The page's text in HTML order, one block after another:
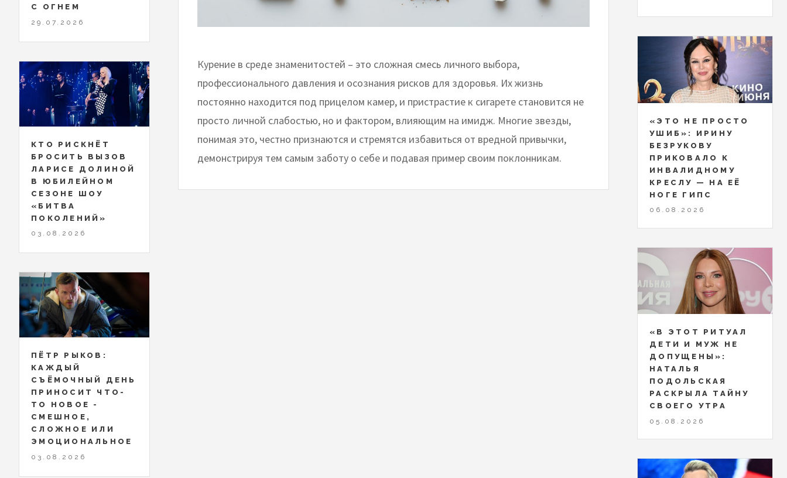
​​​​​​​Курение в среде знаменитостей – это сложная смесь личного выбора,
профессионального давления и осознания рисков для здоровья. Их жизнь
постоянно находится под прицелом камер, и пристрастие к сигарете становится не
просто личной слабостью, но и фактором, влияющим на имидж. Многие звезды,
понимая это, честно признаются и стремятся избавиться от вредной привычки,
демонстрируя тем самым заботу о себе и подавая пример своим поклонникам.
С ОГНЕМ
29.07.2026
КТО РИСКНЁТ
БРОСИТЬ ВЫЗОВ
ЛАРИСЕ ДОЛИНОЙ
В ЮБИЛЕЙНОМ
СЕЗОНЕ ШОУ
«БИТВА
ПОКОЛЕНИЙ»
03.08.2026
ПЁТР РЫКОВ:
КАЖДЫЙ
СЪЁМОЧНЫЙ ДЕНЬ
ПРИНОСИТ ЧТО-
ТО НОВОЕ -
СМЕШНОЕ,
СЛОЖНОЕ ИЛИ
ЭМОЦИОНАЛЬНОЕ
03.08.2026
«ЭТО НЕ ПРОСТО
УШИБ»: ИРИНУ
БЕЗРУКОВУ
ПРИКОВАЛО К
ИНВАЛИДНОМУ
КРЕСЛУ — НА ЕЁ
НОГЕ ГИПС
06.08.2026
«В ЭТОТ РИТУАЛ
ДЕТИ И МУЖ НЕ
ДОПУЩЕНЫ»:
НАТАЛЬЯ
ПОДОЛЬСКАЯ
РАСКРЫЛА ТАЙНУ
СВОЕГО УТРА
05.08.2026